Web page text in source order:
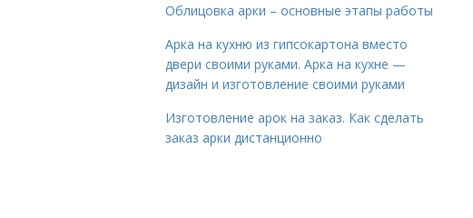
Облицовка арки – основные этапы работы
Арка на кухню из гипсокартона вместо
двери своими руками. Арка на кухне —
дизайн и изготовление своими руками
Изготовление арок на заказ. Как сделать
заказ арки дистанционно